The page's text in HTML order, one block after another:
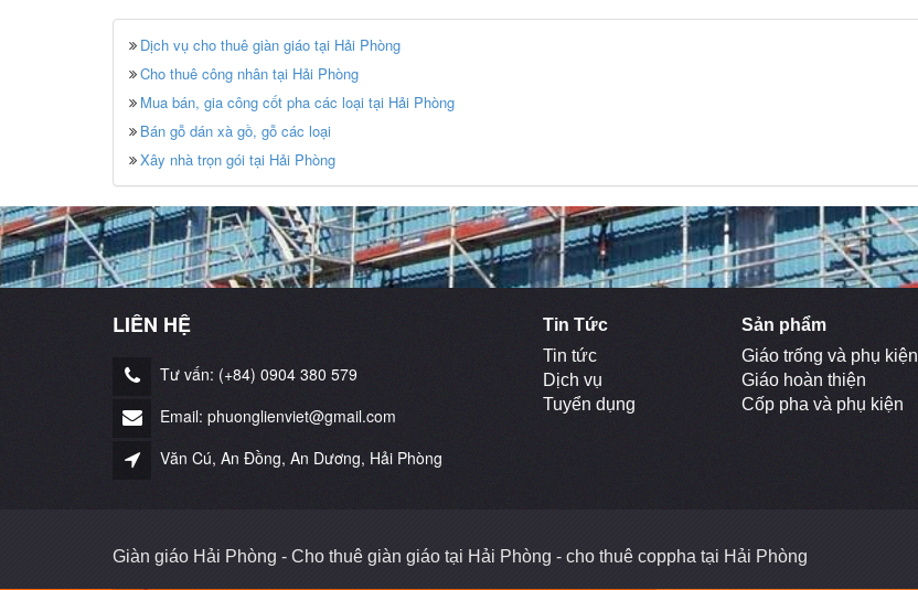
Dịch vụ cho thuê giàn giáo tại Hải Phòng
Cho thuê công nhân tại Hải Phòng
Mua bán, gia công cốt pha các loại tại Hải Phòng
Bán gỗ dán xà gồ, gỗ các loại
Xây nhà trọn gói tại Hải Phòng
LIÊN HỆ
Tư vấn: (+84) 0904 380 579
Email: phuonglienviet@gmail.com
Văn Cú, An Đồng, An Dương, Hải Phòng
Tin Tức
Tin tức
Dịch vụ
Tuyển dụng
Sản phẩm
Giáo trống và phụ kiện
Giáo hoàn thiện
Cốp pha và phụ kiện
Giàn giáo Hải Phòng - Cho thuê giàn giáo tại Hải Phòng - cho thuê coppha tại Hải Phòng